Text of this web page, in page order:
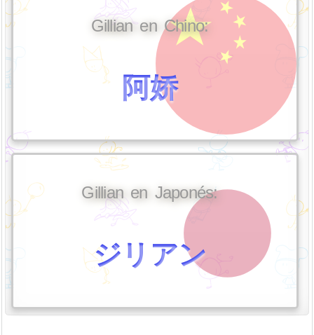
Gillian en Chino:
阿娇
Gillian en Japonés:
ジリアン